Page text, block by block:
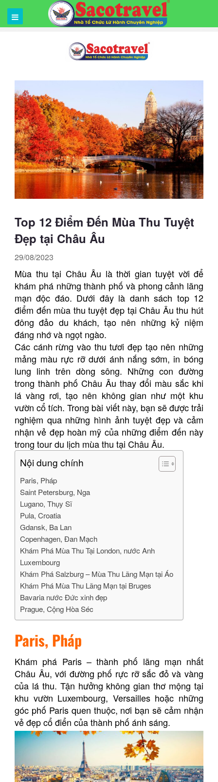
Top 12 Điểm Đến Mùa Thu Tuyệt
Đẹp tại Châu Âu
29/08/2023
Mùa thu tại Châu Âu là thời gian tuyệt vời để
khám phá những thành phố và phong cảnh lãng
mạn độc đáo. Dưới đây là danh sách top 12
điểm đến mùa thu tuyệt đẹp tại Châu Âu thu hút
đông đảo du khách, tạo nên những kỷ niệm
đáng nhớ và ngọt ngào.
Các cánh rừng vào thu tươi đẹp tạo nên những
mảng màu rực rỡ dưới ánh nắng sớm, in bóng
lung linh trên dòng sông. Những con đường
trong thành phố Châu Âu thay đổi màu sắc khi
lá vàng rơi, tạo nên không gian như một khu
vườn cổ tích. Trong bài viết này, bạn sẽ được trải
nghiệm qua những hình ảnh tuyệt đẹp và cảm
nhận vẻ đẹp hoàn mỹ của những điểm đến này
trong tour du lịch mùa thu tại Châu Âu.
Nội dung chính
Paris, Pháp
Saint Petersburg, Nga
Lugano, Thụy Sĩ
Pula, Croatia
Gdansk, Ba Lan
Copenhagen, Đan Mạch
Khám Phá Mùa Thu Tại London, nước Anh
Luxembourg
Khám Phá Salzburg – Mùa Thu Lãng Mạn tại Áo
Khám Phá Mùa Thu Lãng Mạn tại Bruges
Bavaria nước Đức xinh đẹp
Prague, Cộng Hòa Séc
Paris, Pháp
Khám phá Paris – thành phố lãng mạn nhất
Châu Âu, với đường phố rực rỡ sắc đỏ và vàng
của lá thu. Tận hưởng không gian thơ mộng tại
khu vườn Luxembourg, Versailles hoặc những
góc phố Paris quen thuộc, nơi bạn sẽ cảm nhận
vẻ đẹp cổ điển của thành phố ánh sáng.